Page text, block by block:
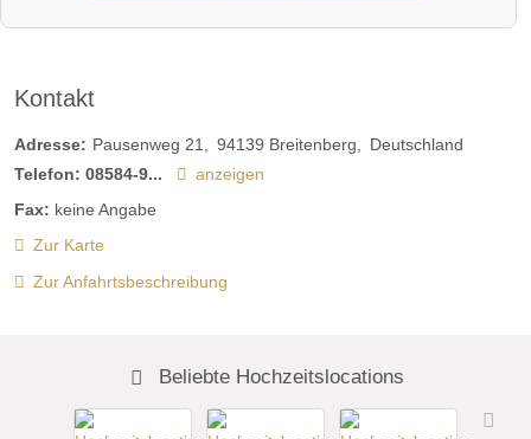
Kontakt
Adresse: Pausenweg 21 94139 Breitenberg
Deutschland
Telefon: 08584-9...
anzeigen
Fax: keine Angabe
Zur Karte
Zur Anfahrtsbeschreibung
Beliebte Hochzeitslocations